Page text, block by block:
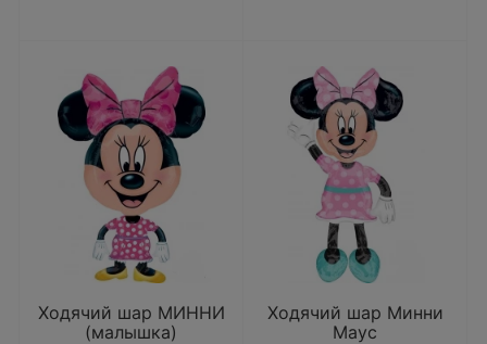
Ходячий шар МИННИ
(малышка)
Ходячий шар Минни
Маус